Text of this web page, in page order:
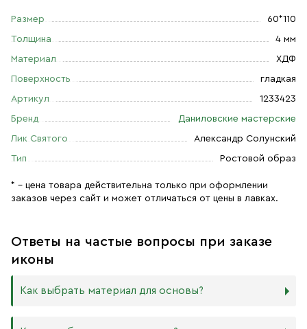
Размер 60*110
Толщина 4 мм
Материал ХДФ
Поверхность гладкая
Артикул 1233423
Бренд Даниловские мастерские
Лик Святого Александр Солунский
Тип Ростовой образ
* – цена товара действительна только при оформлении
заказов через сайт и может отличаться от цены в лавках.
Ответы на частые вопросы при заказе
иконы
Как выбрать материал для основы?